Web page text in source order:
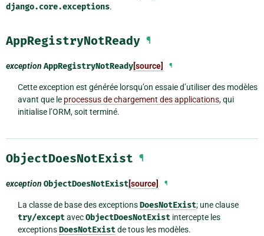
django.core.exceptions.
AppRegistryNotReady ¶
exception AppRegistryNotReady[source] ¶
Cette exception est générée lorsqu’on essaie d’utiliser des modèles
avant que le processus de chargement des applications, qui
initialise l’ORM, soit terminé.
ObjectDoesNotExist ¶
exception ObjectDoesNotExist[source] ¶
La classe de base des exceptionsDoesNotExist; une clause
try/exceptavecObjectDoesNotExistintercepte les
exceptionsDoesNotExistde tous les modèles.